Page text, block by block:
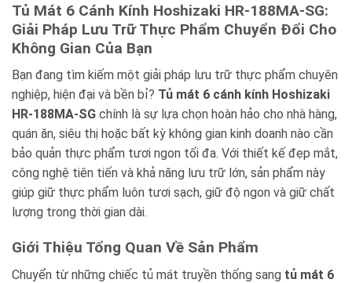
Tủ Mát 6 Cánh Kính Hoshizaki HR-188MA-SG:
Giải Pháp Lưu Trữ Thực Phẩm Chuyển Đổi Cho
Không Gian Của Bạn
Bạn đang tìm kiếm một giải pháp lưu trữ thực phẩm chuyên
nghiệp, hiện đại và bền bỉ? Tủ mát 6 cánh kính Hoshizaki
HR-188MA-SG chính là sự lựa chọn hoàn hảo cho nhà hàng,
quán ăn, siêu thị hoặc bất kỳ không gian kinh doanh nào cần
bảo quản thực phẩm tươi ngon tối đa. Với thiết kế đẹp mắt,
công nghệ tiên tiến và khả năng lưu trữ lớn, sản phẩm này
giúp giữ thực phẩm luôn tươi sạch, giữ độ ngon và giữ chất
lượng trong thời gian dài.
Giới Thiệu Tổng Quan Về Sản Phẩm
Chuyển từ những chiếc tủ mát truyền thống sang tủ mát 6